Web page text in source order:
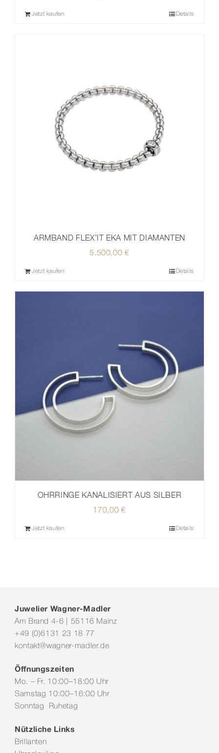
Jetzt kaufen Details
ARMBAND FLEX’IT EKA MIT DIAMANTEN
5.500,00€
Jetzt kaufen Details
OHRRINGE KANALISIERT AUS SILBER
170,00 €
Jetzt kaufen Details
Juwelier Wagner-Madler
Am Brand 4-6 | 55116 Mainz
+49 (0)6131 23 18 77
kontakt@wagner-madler.de
Öffnungszeiten
Mo. – Fr. 10:00–18:00 Uhr
Samstag 10:00–16:00 Uhr
Sonntag Ruhetag
Nützliche Links
Brillanten